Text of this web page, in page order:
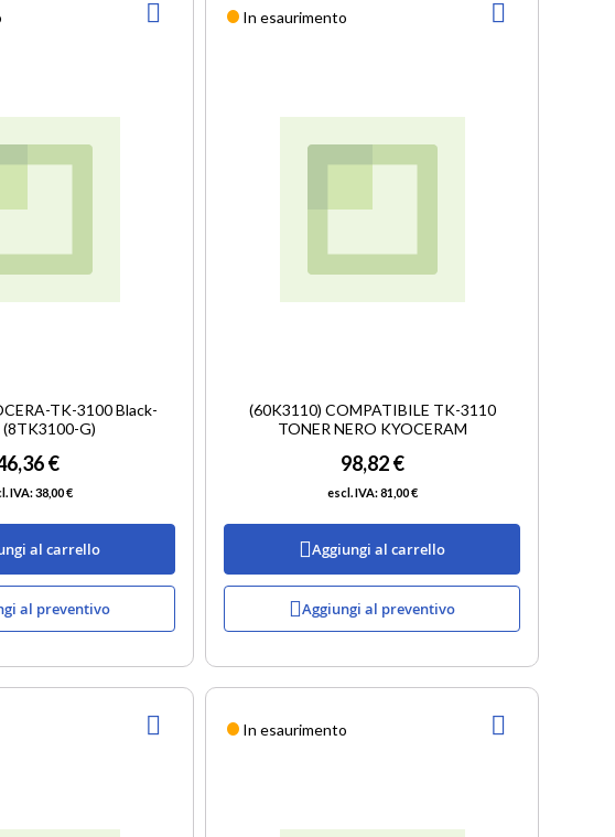
TK-3100 Black-
(8TK3100-G)
€
38,00 €
al carrello
al preventivo
AGGIUNGIIn esaurimento
(60K3110) COMPATIBILE TK-3110
TONER NERO KYOCERAM
98,82 €
81,00 €
Aggiungi al carrello
Aggiungi al preventivo
AGGIUNGIIn esaurimento